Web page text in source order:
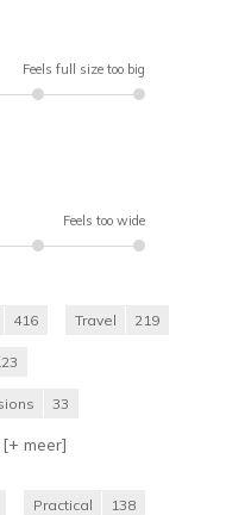
Feels full size too big
Feels too wide
416 Travel 219
33
[+ meer]
Practical 138